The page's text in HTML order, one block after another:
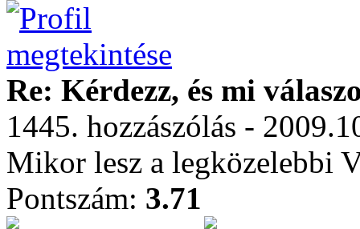
Re: Kérdezz, és mi
1445. hozzászólás -
Mikor lesz a legközelebbi
Pontszám: 3.71